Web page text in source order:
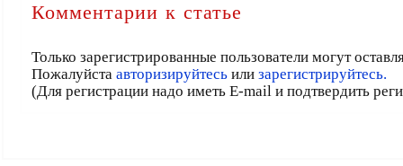
Комментарии к статье
Только зарегистрированные пользователи могут
Пожалуйста авторизируйтесьили зарегистрируйтесь.
(Для регистрации надо иметь E-mail и подтвердить